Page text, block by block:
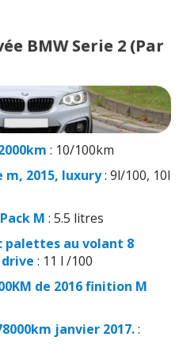
BMW Serie 2 (Par
: 10/100km
m, 2015, luxury: 9l/100, 10l
M : 5.5 litres
palettes au volant 8
drive : 11 l /100
de 2016 finition M
janvier 2017.: